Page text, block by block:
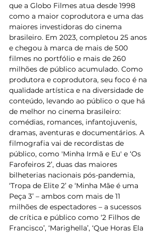
que a Globo Filmes atua desde 1998
como a maior coprodutora e uma das
maiores investidoras do cinema
brasileiro. Em 2023, completou 25 anos
e chegou à marca de mais de 500
filmes no portfólio e mais de 260
milhões de público acumulado. Como
produtora e coprodutora, seu foco é na
qualidade artística e na diversidade de
conteúdo, levando ao público o que há
de melhor no cinema brasileiro:
comédias, romances, infantojuvenis,
dramas, aventuras e documentários. A
filmografia vai de recordistas de
público, como 'Minha Irmã e Eu' e ‘Os
Farofeiros 2’, duas das maiores
bilheterias nacionais pós-pandemia,
‘Tropa de Elite 2’ e ‘Minha Mãe é uma
Peça 3’ – ambos com mais de 11
milhões de espectadores – a sucessos
de crítica e público como ‘2 Filhos de
Francisco’, ‘Marighella’, ‘Que Horas Ela